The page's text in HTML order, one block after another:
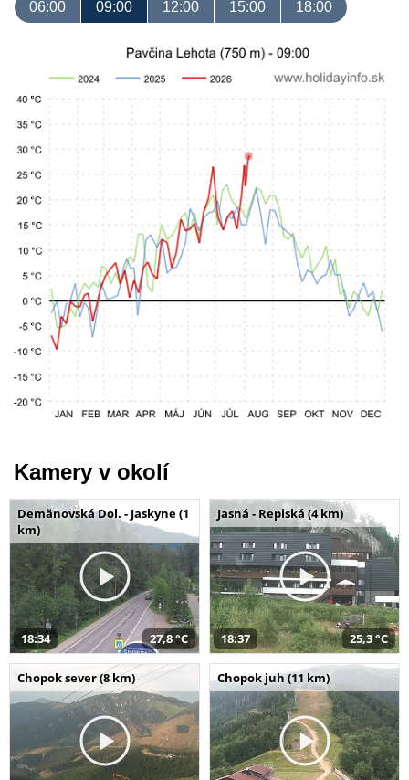
06:00 09:00 12:00 15:00 18:00
Kamery v okolí
Demänovská Dol. - Jaskyne (1
km)
18:34 27,8 °C
Jasná - Repiská (4 km)
18:37 25,3 °C
Chopok sever (8 km) Chopok juh (11 km)